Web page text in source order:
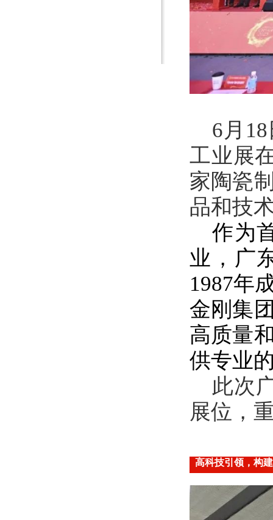
6月
工业展
家陶瓷
品和技
作为
业，广
1987年
金刚集
高质量
供专业
此次
展位，
高科技引领，构